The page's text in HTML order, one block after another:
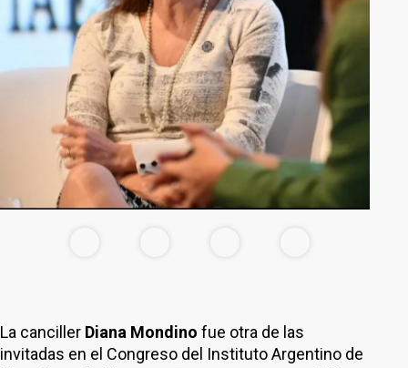
La canciller Diana Mondino fue otra de las
invitadas en el Congreso del Instituto Argentino de